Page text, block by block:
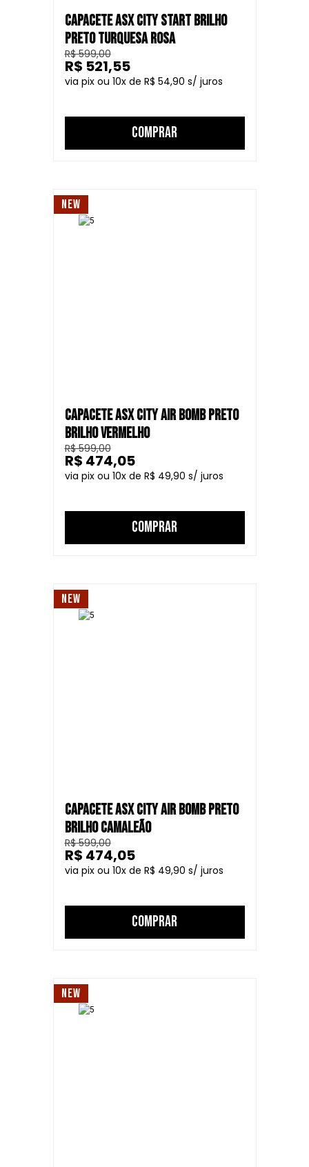
CAPACETE ASX CITY START BRILHO
PRETO TURQUESA ROSA
R$ 599,00
10
R$ 54,90
R$ 521,55
COMPRAR
NEW
CAPACETE ASX CITY AIR BOMB PRETO
BRILHO VERMELHO
R$ 599,00
10
R$ 49,90
R$ 474,05
COMPRAR
NEW
CAPACETE ASX CITY AIR BOMB PRETO
BRILHO CAMALEÃO
R$ 599,00
10
R$ 49,90
R$ 474,05
COMPRAR
NEW